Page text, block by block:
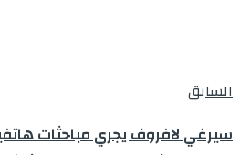
السابق
سيرغي لافروف يجري مباحثات